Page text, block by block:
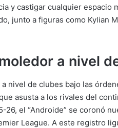
y castigar cualquier espacio
junto a figuras como Kylian
a nivel
nivel de clubes bajo las
asusta a los rivales del
26, el “Androide” se coronó
League. A este registro